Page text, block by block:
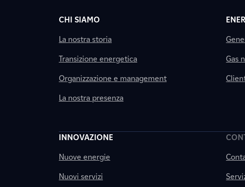
CHI SIAMO
La nostra storia
Transizione energetica
Organizzazione e management
La nostra presenza
Gas
INNOVAZIONE
Nuove energie
Nuovi servizi